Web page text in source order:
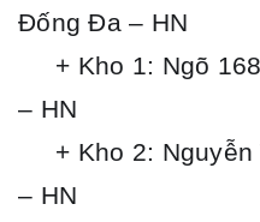
Đống Đa – HN
+ Kho 1: Ngõ
– HN
+ Kho 2: Nguyễn
– HN